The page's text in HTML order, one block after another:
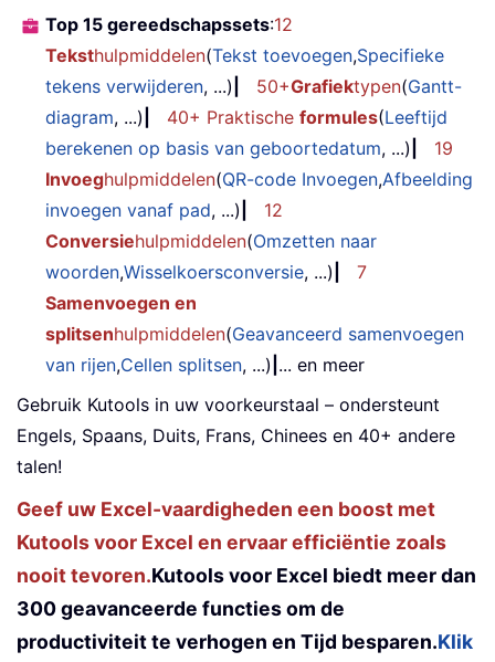
Top 15 gereedschapssets:12
Teksthulpmiddelen(Tekst toevoegen,Specifieke
tekens verwijderen, ...) 50+Grafiektypen(Gantt-
diagram, ...) 40+ Praktische formules(Leeftijd
berekenen op basis van geboortedatum, ...)
19
Invoeghulpmiddelen(QR-code Invoegen,Afbeelding
invoegen vanaf pad, ...)
12
Conversiehulpmiddelen(Omzetten naar
woorden,Wisselkoersconversie, ...)
7
Samenvoegen en
splitsenhulpmiddelen(Geavanceerd samenvoegen
van rijen,Cellen splitsen, ...) ... en meer
Gebruik Kutools in uw voorkeurstaal – ondersteunt
Engels, Spaans, Duits, Frans, Chinees en 40+ andere
talen!
Geef uw Excel-vaardigheden een boost met
Kutools voor Excel en ervaar efficiëntie zoals
nooit tevoren.Kutools voor Excel biedt meer dan
300 geavanceerde functies om de
productiviteit te verhogen en Tijd besparen.Klik